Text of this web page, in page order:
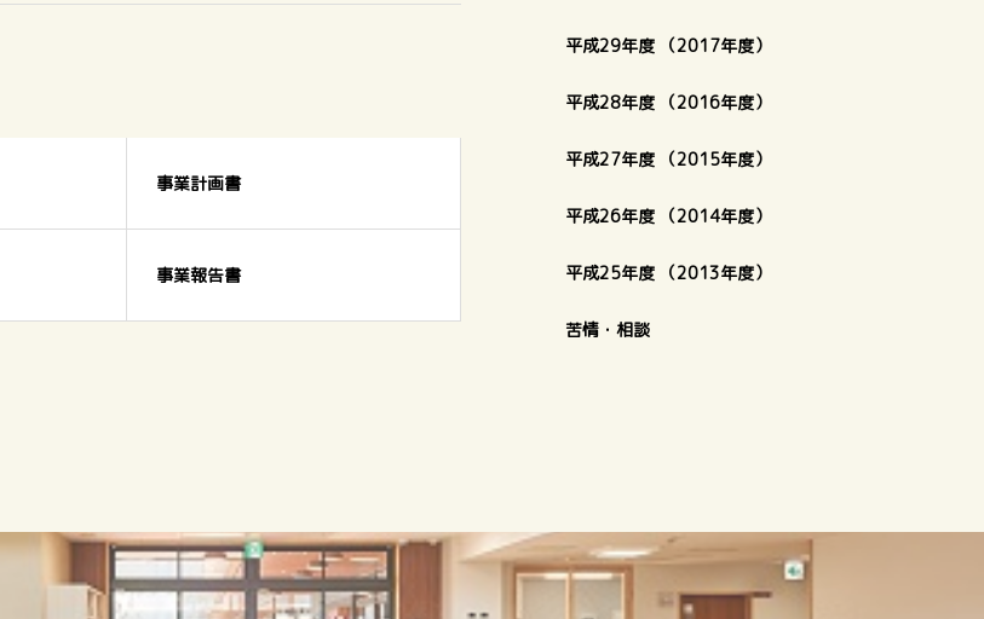
事業計画書
事業報告書
平成29年度 （2017年度）
平成28年度 （2016年度）
平成27年度 （2015年度）
平成26年度 （2014年度）
平成25年度 （2013年度）
苦情・相談